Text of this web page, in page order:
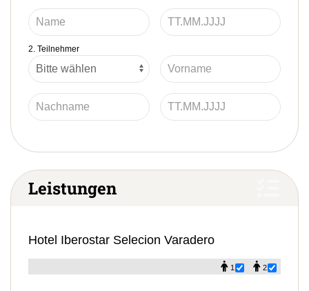
2. Teilnehmer
Leistungen
Hotel Iberostar Selecion Varadero
1 2